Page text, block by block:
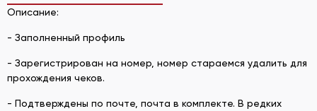
Описание:
- Заполненный профиль
- Зарегистрирован на номер, номер стараемся удалить для
прохождения чеков.
- Подтверждены по почте, почта в комплекте. В редких